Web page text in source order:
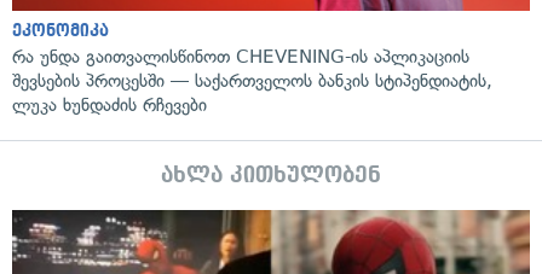
ეკონომიკა
რა უნდა გაითვალისწინოთ CHEVENING-ის აპლიკაციის
შევსების პროცესში — საქართველოს ბანკის სტიპენდიატის,
ლუკა ხუნდაძის რჩევები
ახლა კითხულობენ